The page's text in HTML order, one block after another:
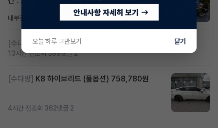
내부결재 조회 801 댓글 1
[수다방] 저신용 무심사 or 신차 렌트 찾으시는분!!
13시간 전조회 399댓글 2
[수다방] K8 하이브리드 (풀옵션) 758,780원
4시간 전조회 362댓글 2
오늘 하루 그만보기 닫기